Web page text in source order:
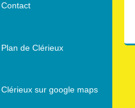
Contact
Plan de Clérieux
Clérieux sur google maps